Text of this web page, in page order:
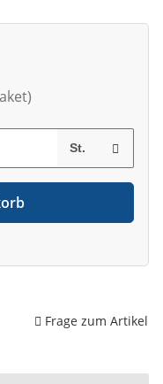
St.
Frage zum Artikel